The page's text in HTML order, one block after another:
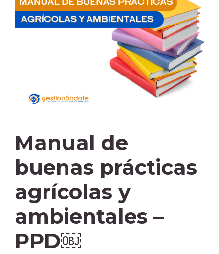
Manual de
buenas prácticas
agrícolas y
ambientales –
PPD￼